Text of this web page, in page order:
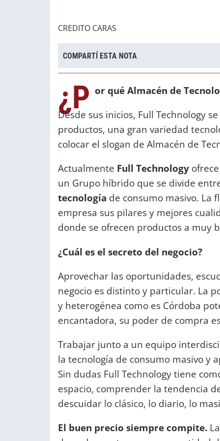
CREDITO CARAS
COMPARTÍ ESTA NOTA
¿P or qué Almacén de
Desde sus inicios, Full Technology
productos, una gran variedad
colocar el slogan de Almacén de
Actualmente Full Technology
un Grupo híbrido que se divide
tecnología de consumo masivo. La
empresa sus pilares y mejores
donde se ofrecen productos a muy
¿Cuál es el secreto del negocio?
Aprovechar las oportunidades,
negocio es distinto y particular. La
y heterogénea como es Córdoba
encantadora, su poder de compra
Trabajar junto a un equipo
la tecnología de consumo masivo y
Sin dudas Full Technology tiene
espacio, comprender la tendencia
descuidar lo clásico, lo diario, lo
El buen precio siempre compite.